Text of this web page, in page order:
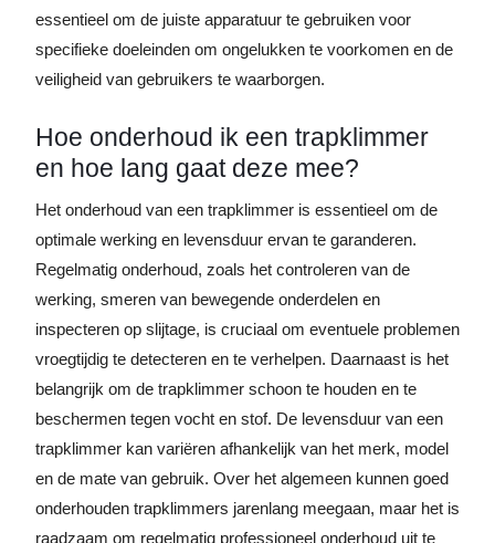
essentieel om de juiste apparatuur te gebruiken voor
specifieke doeleinden om ongelukken te voorkomen en de
veiligheid van gebruikers te waarborgen.
Hoe onderhoud ik een trapklimmer
en hoe lang gaat deze mee?
Het onderhoud van een trapklimmer is essentieel om de
optimale werking en levensduur ervan te garanderen.
Regelmatig onderhoud, zoals het controleren van de
werking, smeren van bewegende onderdelen en
inspecteren op slijtage, is cruciaal om eventuele problemen
vroegtijdig te detecteren en te verhelpen. Daarnaast is het
belangrijk om de trapklimmer schoon te houden en te
beschermen tegen vocht en stof. De levensduur van een
trapklimmer kan variëren afhankelijk van het merk, model
en de mate van gebruik. Over het algemeen kunnen goed
onderhouden trapklimmers jarenlang meegaan, maar het is
raadzaam om regelmatig professioneel onderhoud uit te